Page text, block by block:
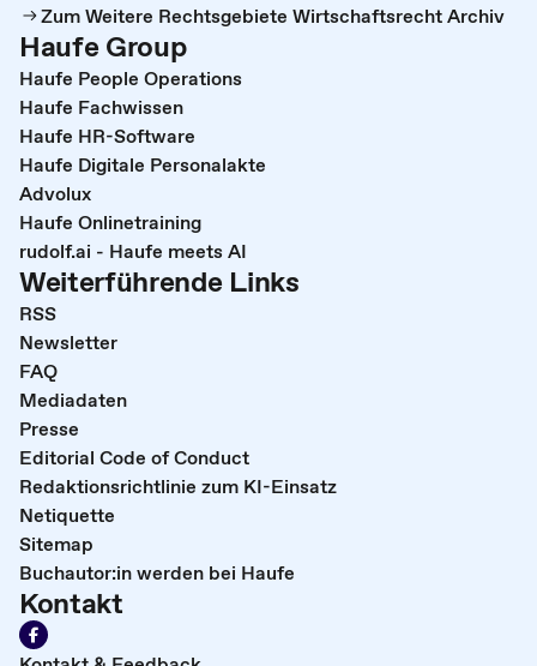
Zum Weitere Rechtsgebiete Wirtschaftsrecht Archiv
Haufe Group
Haufe People Operations
Haufe Fachwissen
Haufe HR-Software
Haufe Digitale Personalakte
Advolux
Haufe Onlinetraining
rudolf.ai - Haufe meets AI
Weiterführende Links
RSS
Newsletter
FAQ
Mediadaten
Presse
Editorial Code of Conduct
Redaktionsrichtlinie zum KI-Einsatz
Netiquette
Sitemap
Buchautor:in werden bei Haufe
Kontakt